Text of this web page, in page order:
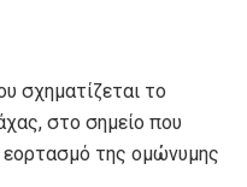
σχηματίζεται το
στο σημείο που
εορτασμό της ομώνυμης